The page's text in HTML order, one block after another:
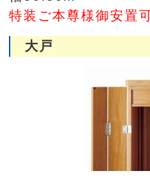
特装ご本尊様御安置
大戸